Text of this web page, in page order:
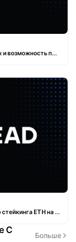
Gate ETH Staking: ставка почти 5% годовых и возможность получить бонусные вознаграждения до 1000 ETH
Как получать стабильный доход с помощью стейкинга ETH на Gate под 5,83% годовых (APY) в условиях недавней волатильности ETH
С
Больше